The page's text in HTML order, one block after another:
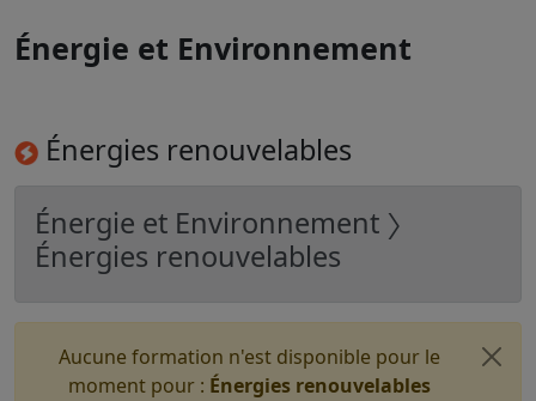
Énergie et Environnement
Énergies renouvelables
Énergie et Environnement 〉
Énergies renouvelables
Aucune formation n'est disponible pour le
moment pour : Énergies renouvelables